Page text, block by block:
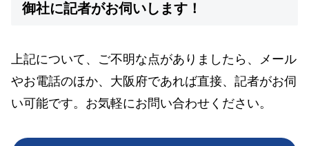
御社に記者がお伺いします！
上記について、ご不明な点がありましたら、メール
やお電話のほか、大阪府であれば直接、記者がお伺
い可能です。お気軽にお問い合わせください。